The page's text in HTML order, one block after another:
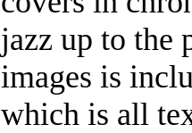
jazz up to the
images is
which is all